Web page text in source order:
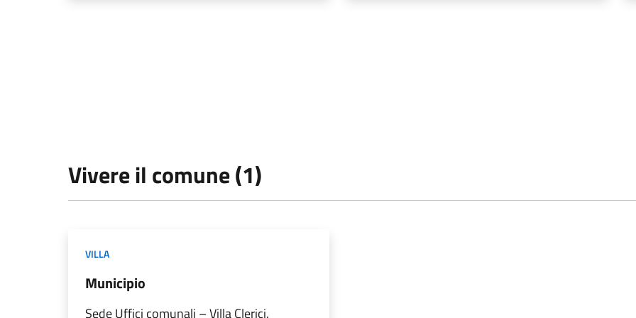
Vivere il comune (1)
VILLA
Municipio
Sede Uffici comunali – Villa Clerici.